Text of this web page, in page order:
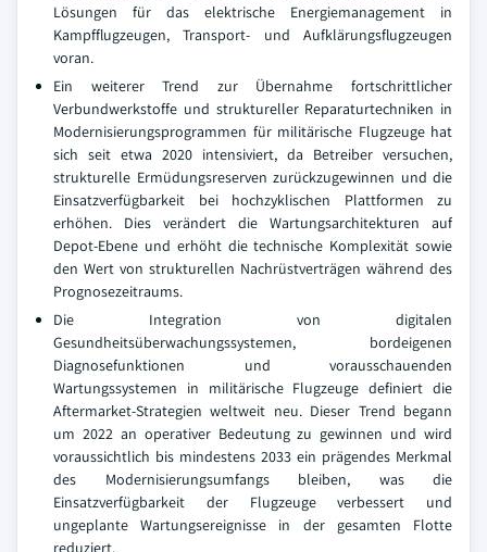
Lösungen für das elektrische Energiemanagement in
Kampfflugzeugen, Transport- und Aufklärungsflugzeugen
voran.
Ein weiterer Trend zur Übernahme fortschrittlicher
Verbundwerkstoffe und struktureller Reparaturtechniken in
Modernisierungsprogrammen für militärische Flugzeuge hat
sich seit etwa 2020 intensiviert, da Betreiber versuchen,
strukturelle Ermüdungsreserven zurückzugewinnen und die
Einsatzverfügbarkeit bei hochzyklischen Plattformen zu
erhöhen. Dies verändert die Wartungsarchitekturen auf
Depot-Ebene und erhöht die technische Komplexität sowie
den Wert von strukturellen Nachrüstverträgen während des
Prognosezeitraums.
Die Integration von digitalen
Gesundheitsüberwachungssystemen, bordeigenen
Diagnosefunktionen und vorausschauenden
Wartungssystemen in militärische Flugzeuge definiert die
Aftermarket-Strategien weltweit neu. Dieser Trend begann
um 2022 an operativer Bedeutung zu gewinnen und wird
voraussichtlich bis mindestens 2033 ein prägendes Merkmal
des Modernisierungsumfangs bleiben, was die
Einsatzverfügbarkeit der Flugzeuge verbessert und
ungeplante Wartungsereignisse in der gesamten Flotte
reduziert.